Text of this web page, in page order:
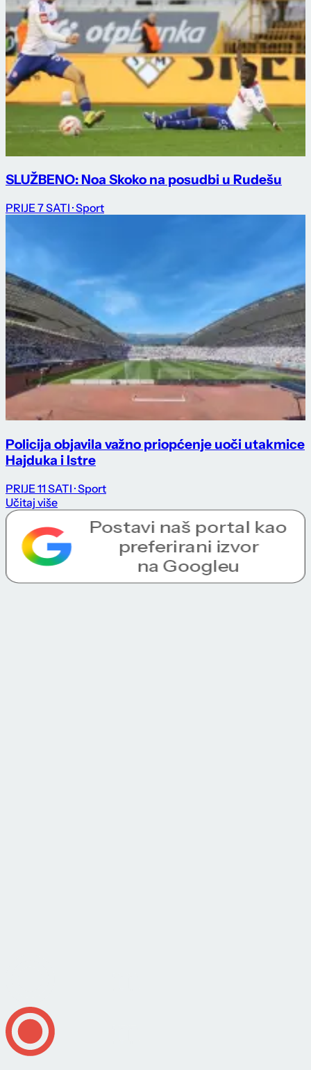
SLUŽBENO: Noa Skoko na posudbi u Rudešu
PRIJE 7 SATI · Sport
Policija objavila važno priopćenje uoči utakmice
Hajduka i Istre
PRIJE 11 SATI · Sport
Učitaj više